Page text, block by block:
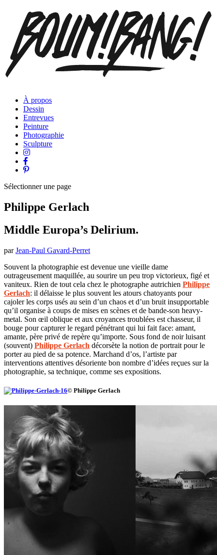
À propos
Dessin
Entrevues
Peinture
Photographie
Sculpture
Sélectionner une page
Philippe Gerlach
Middle Europa’s Delirium.
parJean-Paul Gavard-Perret
Souvent la photographie est devenue une vieille dame
outrageusement maquillée, au sourire un peu trop victorieux, figé et
vaniteux. Rien de tout cela chez le photographe autrichien Philippe
Gerlach: il délaisse le plus souvent les atours chatoyants pour
cajoler les corps usés au sein d’un chaos et d’un bruit insupportable
qu’il organise à coups de mises en scènes et de bande-son heavy-
metal. Son œil oblique et aux croyances troublées est chasseur, il
bouge pour capturer le regard pénétrant qui lui fait face: amant,
amante, père privé de repère qu’importe. Sous fond de noir luisant
(souvent) Philippe Gerlach décorsète la notion de portrait pour le
porter au pied de sa potence. Marchand d’os, l’artiste par
interventions attentives désoriente bon nombre d’idées reçues sur la
photographie, sa technique, comme ses expositions.
© Philippe Gerlach